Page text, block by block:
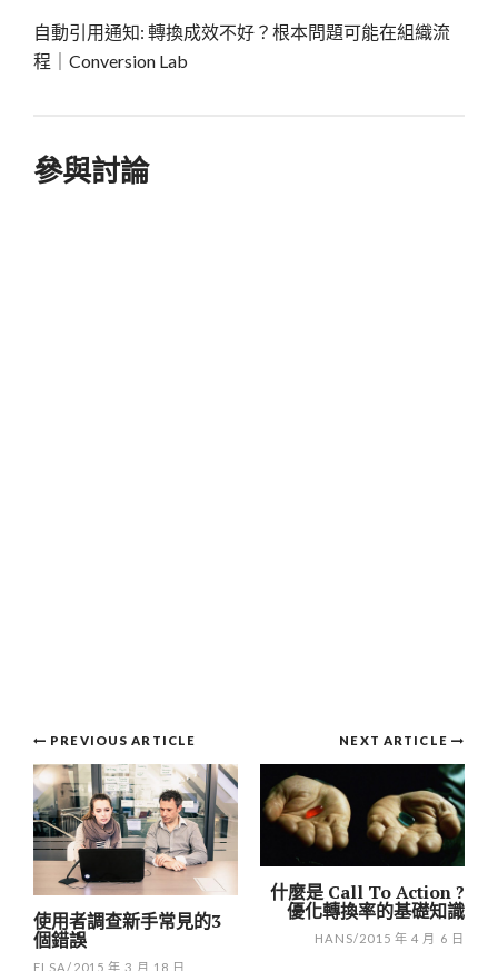
自動引用通知: 轉換成效不好？根本問題可能在組織流
程｜Conversion Lab
參與討論
Post
navigation
NEXT ARTICLE
什麼是 Call To Action ?
優化轉換率的基礎知識
HANS/2015 年 4 月 6 日
PREVIOUS ARTICLE
使用者調查新手常見的3
個錯誤
ELSA/ 2015 年 3 月 18 日